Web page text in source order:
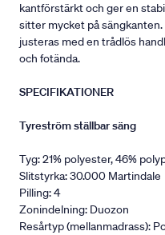
kantförstärkt och ger en
sitter mycket på
justeras med en trådlös
och fotända.
SPECIFIKATIONER
Tyreström ställbar säng
Tyg: 21% polyester, 46%
Slitstyrka: 30.000 Martindale
Pilling: 4
Zonindelning: Duozon
Resårtyp (mellanmadrass):